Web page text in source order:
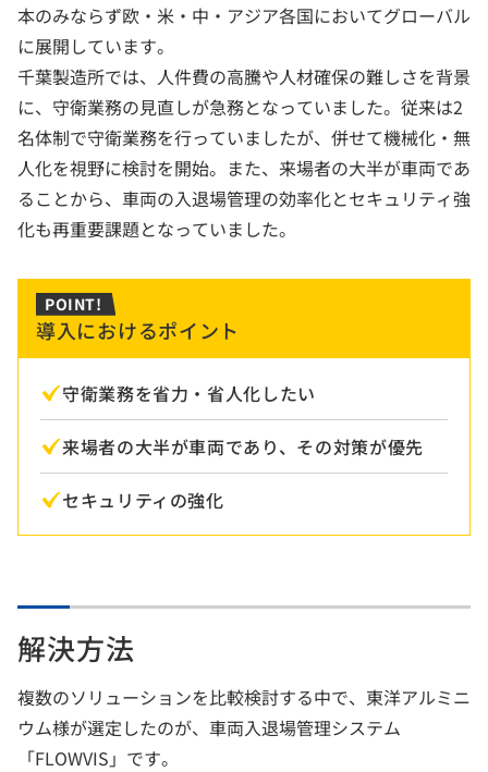
本のみならず欧・米・中・アジア各国においてグローバル
に展開しています。
千葉製造所では、人件費の高騰や人材確保の難しさを背景
に、守衛業務の見直しが急務となっていました。従来は2
名体制で守衛業務を行っていましたが、併せて機械化・無
人化を視野に検討を開始。また、来場者の大半が車両であ
ることから、車両の入退場管理の効率化とセキュリティ強
化も再重要課題となっていました。
POINT!
導入におけるポイント
守衛業務を省力・省人化したい
来場者の大半が車両であり、その対策が優先
セキュリティの強化
解決方法
複数のソリューションを比較検討する中で、東洋アルミニ
ウム様が選定したのが、車両入退場管理システム
「FLOWVIS」です。